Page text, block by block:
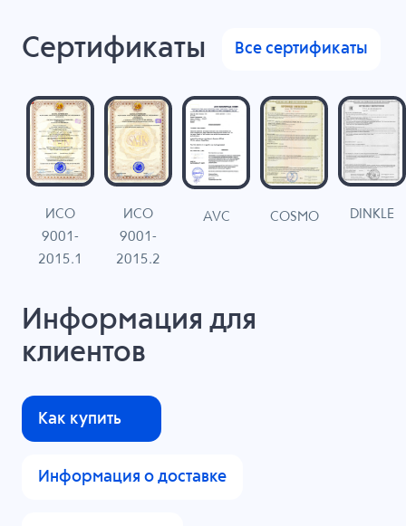
Сертификаты Все сертификаты
ИСО
9001-
2015.1
ИСО
9001-
2015.2
AVC COSMO DINKLE
Информация для
клиентов
Как купить
Информация о доставке